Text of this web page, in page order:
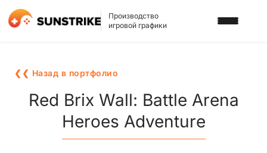
Производство
игровой графики
3D АРТ ДЛЯ ИГР
2D АРТ ДЛЯ ИГР
ГРАФИКА ДЛЯ СЛОТОВ
ПОРТФОЛИО
❮❮ Назад в портфолио
Red Brix Wall: Battle Arena
Heroes Adventure